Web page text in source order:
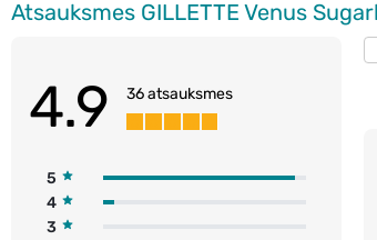
Atsauksmes GILLETTE Venus
4.9 36 atsauksmes
5
4
3